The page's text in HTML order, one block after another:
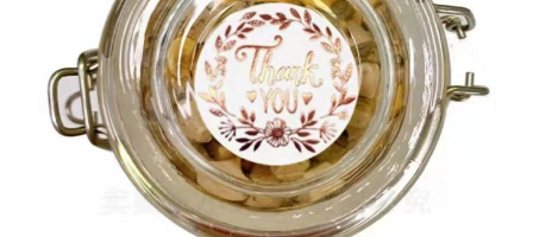
Verpakkingsdetails
waterdichte zak
De goede Zelfklevende Druk dankt u rolt
Document Verpakkende Etiketsticker